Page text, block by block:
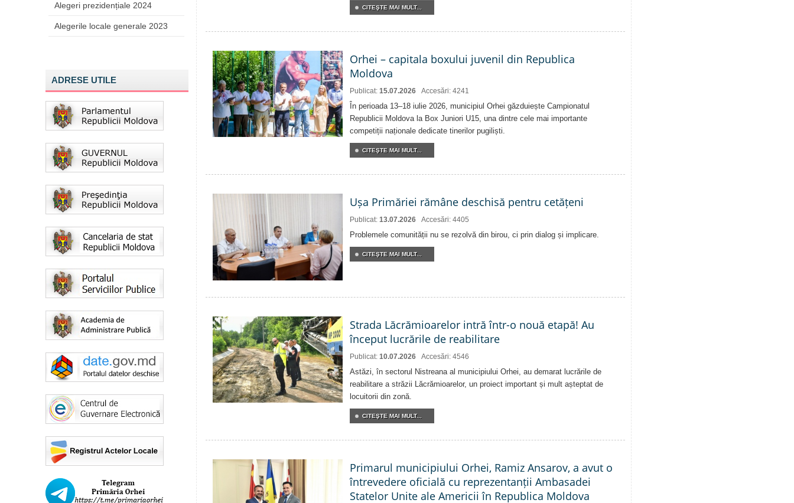
Alegeri prezidențiale 2024
Alegerile locale generale 2023
ADRESE UTILE
CITEŞTE MAI MULT...
Orhei – capitala boxului juvenil din Republica
Moldova
Publicat: 15.07.2026 Accesări: 4241
În perioada 13–18 iulie 2026, municipiul Orhei găzduiește Campionatul
Republicii Moldova la Box Juniori U15, una dintre cele mai importante
competiții naționale dedicate tinerilor pugiliști.
CITEŞTE MAI MULT...
Ușa Primăriei rămâne deschisă pentru cetățeni
Publicat: 13.07.2026 Accesări: 4405
Problemele comunității nu se rezolvă din birou, ci prin dialog și implicare.
CITEŞTE MAI MULT...
Strada Lăcrămioarelor intră într-o nouă etapă! Au
început lucrările de reabilitare
Publicat: 10.07.2026 Accesări: 4546
Astăzi, în sectorul Nistreana al municipiului Orhei, au demarat lucrările de
reabilitare a străzii Lăcrămioarelor, un proiect important și mult așteptat de
locuitorii din zonă.
CITEŞTE MAI MULT...
Primarul municipiului Orhei, Ramiz Ansarov, a avut o
întrevedere oficială cu reprezentanții Ambasadei
Statelor Unite ale Americii în Republica Moldova